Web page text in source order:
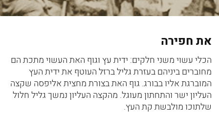
את חפירה
הכלי עשוי משני חלקים: ידית עץ וגוף האת העשוי מתכת הם
מחוברים ביניהם בעזרת גליל ברזל העוטף את ידית העץ
המוברגת אליו בבורג. גוף האת בצורת מחצית אליפסה שקצה
העליון ישר והתחתון מעוגל. מהקצה העליון נמשך גליל חלול
שלתוכו מולבשת קת העץ.